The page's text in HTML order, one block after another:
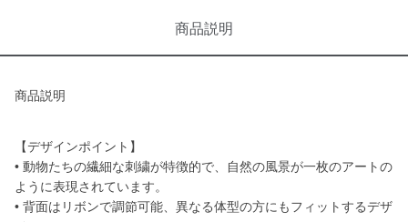
商品説明
商品説明
【デザインポイント】
• 動物たちの繊細な刺繍が特徴的で、自然の風景が一枚のアートの
ように表現されています。
• 背面はリボンで調節可能、異なる体型の方にもフィットするデザ